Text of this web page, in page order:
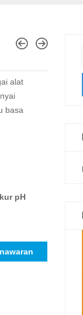
alat
basa
pH